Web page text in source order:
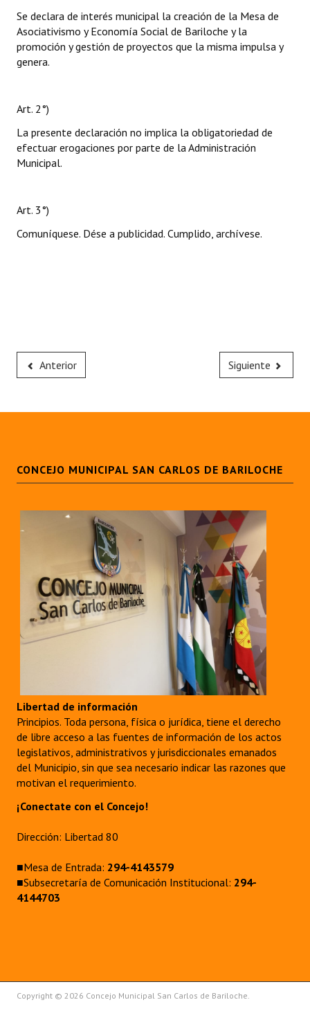
Se declara de interés municipal la creación de la Mesa de
Asociativismo y Economía Social de Bariloche y la
promoción y gestión de proyectos que la misma impulsa y
genera.
Art. 2°)
La presente declaración no implica la obligatoriedad de
efectuar erogaciones por parte de la Administración
Municipal.
Art. 3°)
Comuníquese. Dése a publicidad. Cumplido, archívese.
Anterior Siguiente
CONCEJO MUNICIPAL SAN CARLOS DE BARILOCHE
Libertad de información
Principios. Toda persona, física o jurídica, tiene el derecho
de libre acceso a las fuentes de información de los actos
legislativos, administrativos y jurisdiccionales emanados
del Municipio, sin que sea necesario indicar las razones que
motivan el requerimiento.
¡Conectate con el Concejo!
Dirección: Libertad 80
■Mesa de Entrada: 294-4143579
■Subsecretaría de Comunicación Institucional: 294-
4144703
Copyright © 2026 Concejo Municipal San Carlos de Bariloche.